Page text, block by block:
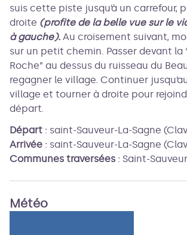
suis cette piste jusqu’à un carrefour,
droite (profite de la belle vue sur le
à gauche). Au croisement suivant,
sur un petit chemin. Passer devant la
Roche” au dessus du ruisseau du
regagner le village. Continuer
village et tourner à droite pour
départ.
Départ : saint-Sauveur-La-Sagne
Arrivée : saint-Sauveur-La-Sagne
Communes traversées : Saint-
Météo